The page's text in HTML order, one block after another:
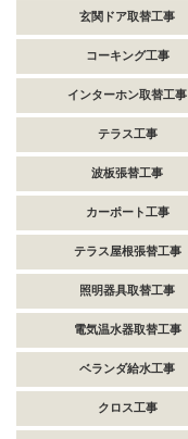
玄関ドア取替工事
コーキング工事
インターホン取替工事
テラス工事
波板張替工事
カーポート工事
テラス屋根張替工事
照明器具取替工事
電気温水器取替工事
ベランダ給水工事
クロス工事